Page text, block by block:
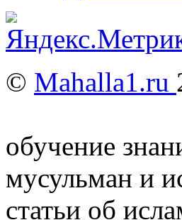
© Mahalla1.ru
обучение
мусульман и
статьи об